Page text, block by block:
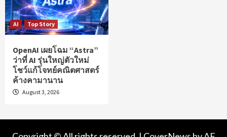
AI Top Story
OpenAI เผยโฉม “Astra”
ว่าที่ AI รุ่นใหญ่ตัวใหม่
โชว์แก้โจทย์คณิตศาสตร์
ค้างคามานาน
August 3, 2026